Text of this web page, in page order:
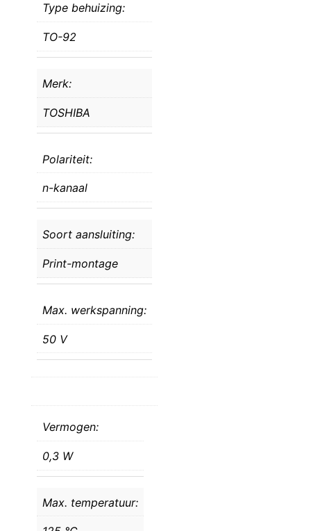
Type behuizing:
TO-92
Merk:
TOSHIBA
Polariteit:
n-kanaal
Soort aansluiting:
Print-montage
Max. werkspanning:
50 V
Vermogen:
0,3 W
Max. temperatuur: